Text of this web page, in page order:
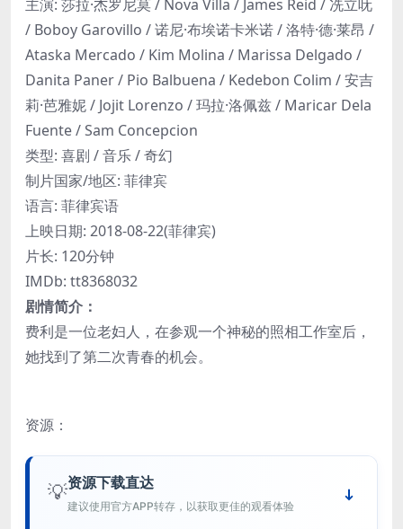
主演: 莎拉·杰罗尼莫 / Nova Villa / James Reid / 冼立呒
/ Boboy Garovillo / 诺尼·布埃诺卡米诺 / 洛特·德·莱昂 /
Ataska Mercado / Kim Molina / Marissa Delgado /
Danita Paner / Pio Balbuena / Kedebon Colim / 安吉
莉·芭雅妮 / Jojit Lorenzo / 玛拉·洛佩兹 / Maricar Dela
Fuente / Sam Concepcion
类型: 喜剧 / 音乐 / 奇幻
制片国家/地区: 菲律宾
语言: 菲律宾语
上映日期: 2018-08-22(菲律宾)
片长: 120分钟
IMDb: tt8368032
剧情简介：
费利是一位老妇人，在参观一个神秘的照相工作室后，
她找到了第二次青春的机会。
资源：
💡资源下载直达
建议使用官方APP转存，以获取更佳的观看体验